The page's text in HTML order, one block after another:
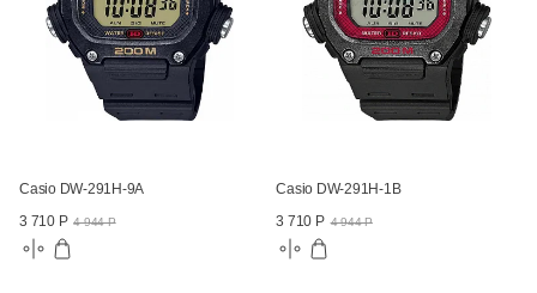
Casio DW-291H-9A
3 710 Р 4 944 Р
Casio DW-291H-1B
3 710 Р 4 944 Р